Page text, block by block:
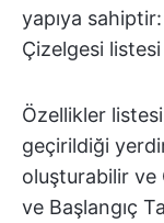
yapıya
Çizelgesi
Özellikler
geçirildiği
oluşturabilir ve
ve Başlangıç